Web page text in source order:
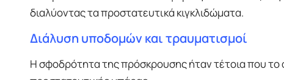
διαλύοντας τα προστατευτικά κιγκλιδώματα.
Διάλυση υποδομών και τραυματισμοί
Η σφοδρότητα της πρόσκρουσης ήταν τέτοια που